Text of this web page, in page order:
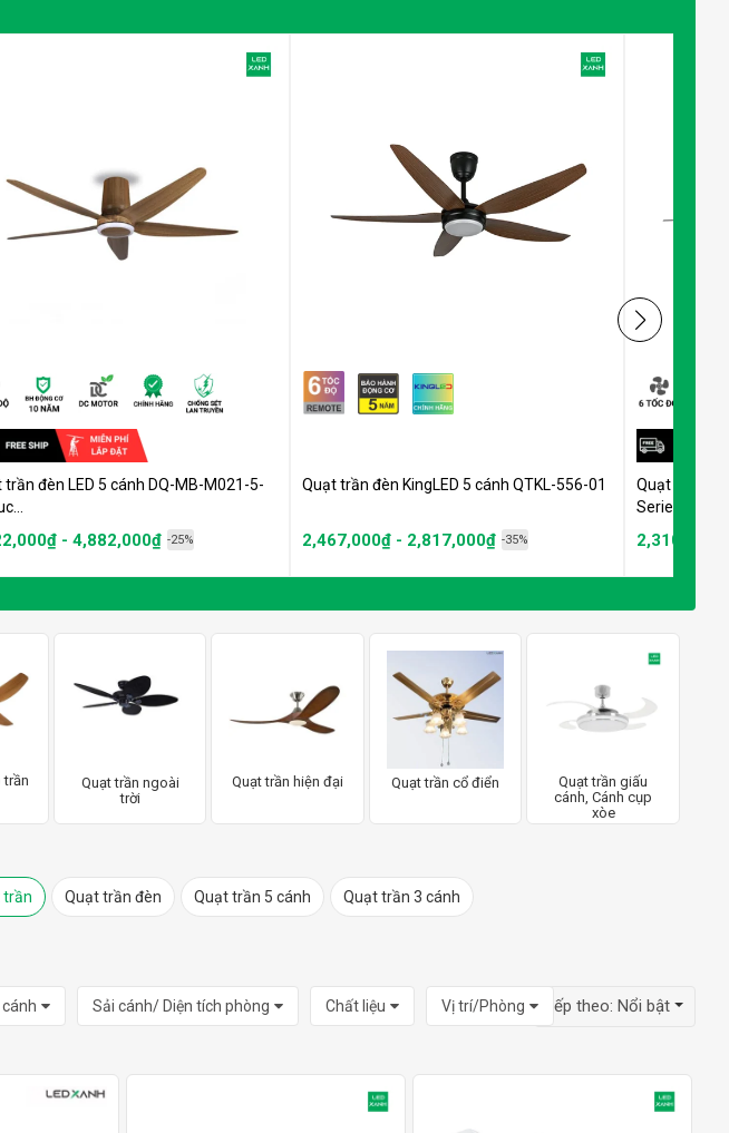
trần đèn LED 5 cánh DQ-MB-M021-5-
- 4,882,000₫ -25%
Quạt trần đèn KingLED 5 cánh QTKL-556-01
2,467,000₫ - 2,817,000₫ -35%
Quạt trần 5
Serie...
trần
Quạt trần ngoài
trời
Quạt trần hiện đại Quạt trần cổ điển
Quạt trần giấu
cánh, Cánh cụp
xòe
trần Quạt trần đèn Quạt trần 5 cánh Quạt trần 3 cánh
Xếp theo: Nổi bật
Sải cánh/ Diện tích phòng Chất liệu Vị trí/Phòng